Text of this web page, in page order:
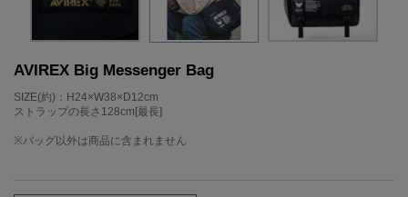
AVIREX Big Messenger Bag
SIZE(約)：H24×W38×D12cm
ストラップの長さ128cm[最長]
※バッグ以外は商品に含まれません